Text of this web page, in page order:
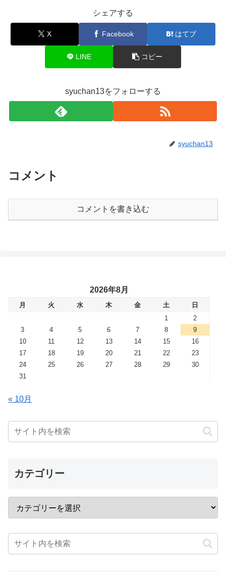
シェアする
X Facebook はてブ
LINE コピー
syuchan13をフォローする
syuchan13
コメント
コメントを書き込む
2026年8月
月 火 水 木 金 土
日
1
2
3
4 5 6 7 8
9
10
11 12 13 14 15
16
17
18 19 20 21 22
23
24
25 26 27 28 29
30
31
« 10月
カテゴリー